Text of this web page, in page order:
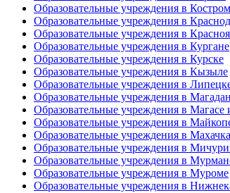
Образовательные учреждения в
Образовательные учреждения в
Образовательные учреждения в
Образовательные учреждения в Кургане
Образовательные учреждения в Курске
Образовательные учреждения в Кызыле
Образовательные учреждения в
Образовательные учреждения в
Образовательные учреждения в
Образовательные учреждения в
Образовательные учреждения в
Образовательные учреждения в
Образовательные учреждения в
Образовательные учреждения в Муроме
Образовательные учреждения в